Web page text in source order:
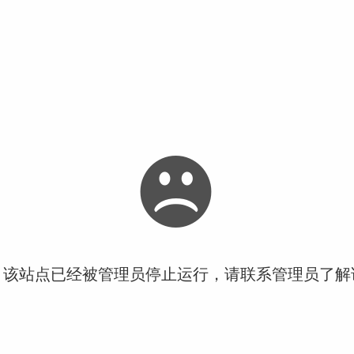
站点已经被管理员停止运行，请联系管理员了